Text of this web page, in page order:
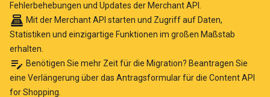
Fehlerbehebungen und Updates der Merchant API.
point_of_sale Mit der Merchant API starten und Zugriff auf Daten,
Statistiken und einzigartige Funktionen im großen Maßstab
erhalten.
edit_note Benötigen Sie mehr Zeit für die Migration? Beantragen Sie
eine Verlängerung über das Antragsformular für die Content API
for Shopping